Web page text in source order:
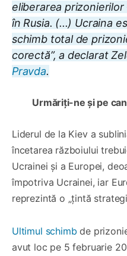
eliberarea
în Rusia. (...) Ucraina
schimb totalde
corectă”, a declarat
Pravda.
Urmăriți-ne și pe
Liderul de la Kiev a
încetarea războiului
Ucrainei și a Europei,
împotriva Ucrainei, iar
reprezintă o „țintă
Ultimul schimbde
avut loc pe 5 februarie